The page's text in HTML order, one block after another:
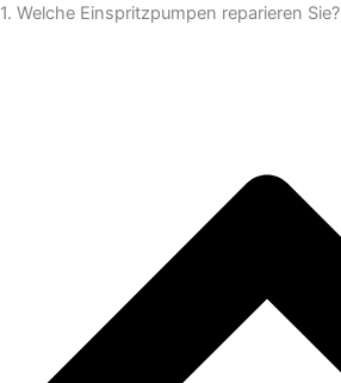
1. Welche Einspritzpumpen reparieren Sie?